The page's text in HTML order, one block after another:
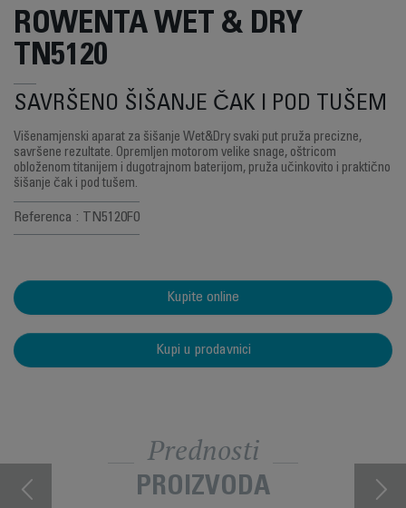
ROWENTA WET & DRY
TN5120
SAVRŠENO ŠIŠANJE ČAK I POD TUŠEM
Višenamjenski aparat za šišanje Wet&Dry svaki put pruža precizne,
savršene rezultate. Opremljen motorom velike snage, oštricom
obloženom titanijem i dugotrajnom baterijom, pruža učinkovito i praktično
šišanje čak i pod tušem.
Referenca : TN5120F0
Kupite online
Kupi u prodavnici
Prednosti
PROIZVODA